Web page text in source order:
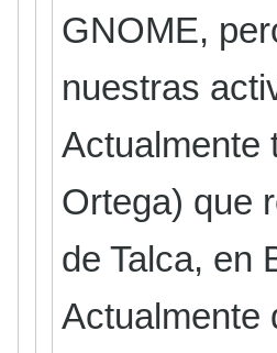
GNOME,
nuestras
Actualmente
Ortega) que
de Talca, en
Actualmente